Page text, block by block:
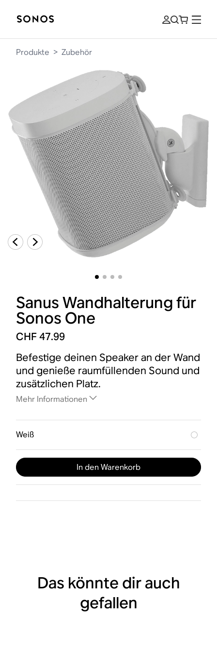
Produkte > Zubehör
Sanus Wandhalterung für
Sonos One
CHF 47.99
Befestige deinen Speaker an der Wand
und genieße raumfüllenden Sound und
zusätzlichen Platz.
Mehr Informationen
Weiß
In den Warenkorb
Das könnte dir auch
gefallen